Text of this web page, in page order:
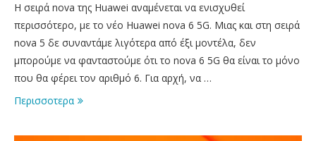
Η σειρά nova της Huawei αναμένεται να ενισχυθεί
περισσότερο, με το νέο Huawei nova 6 5G. Μιας και στη σειρά
nova 5 δε συναντάμε λιγότερα από έξι μοντέλα, δεν
μπορούμε να φανταστούμε ότι το nova 6 5G θα είναι το μόνο
που θα φέρει τον αριθμό 6. Για αρχή, να …
Περισσοτερα